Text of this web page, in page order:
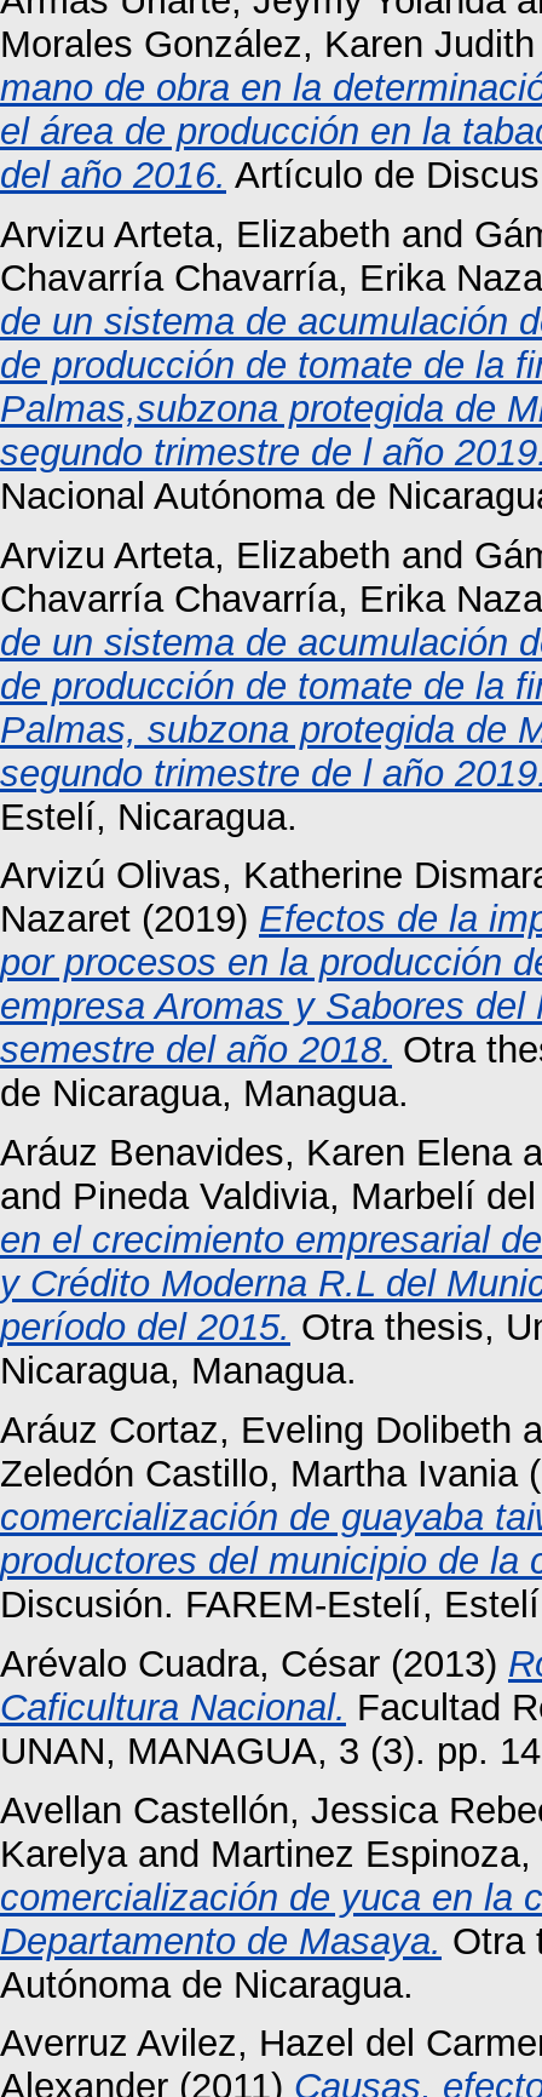
Morales González, Karen Judith
mano de obra en la
el área de producción en la
del año 2016. Artículo de
Arvizu Arteta, Elizabeth and
Chavarría Chavarría, Erika
de un sistema de acumulación
de producción de tomate de la
Palmas,subzona protegida de
segundo trimestre de l año
Nacional Autónoma de
Arvizu Arteta, Elizabeth and
Chavarría Chavarría, Erika
de un sistema de acumulación
de producción de tomate de la
Palmas, subzona protegida de
segundo trimestre de l año
Estelí, Nicaragua.
Arvizú Olivas, Katherine
Nazaret (2019) Efectos de la
por procesos en la producción
empresa Aromas y Sabores
semestre del año 2018. Otra
de Nicaragua, Managua.
Aráuz Benavides, Karen Elena
and Pineda Valdivia, Marbelí
en el crecimiento empresarial
y Crédito Moderna R.L del
período del 2015. Otra thesis,
Nicaragua, Managua.
Aráuz Cortaz, Eveling Dolibeth
Zeledón Castillo, Martha Ivania
comercialización de guayaba
productores del municipio de la
Discusión. FAREM-Estelí,
Arévalo Cuadra, César (2013)
Caficultura Nacional. Facultad
UNAN, MANAGUA, 3 (3). pp.
Avellan Castellón, Jessica
Karelyaand Martinez
comercialización de yuca en la
Departamento de Masaya. Otra
Autónoma de Nicaragua.
Averruz Avilez, Hazel del
Alexander (2011) Causas,